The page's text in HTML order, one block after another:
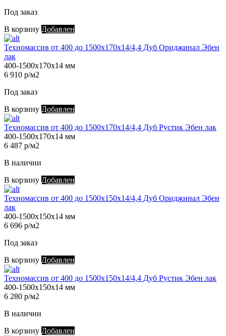
Под заказ
В корзину Добавлен
Техномассив от 400 до 1500х170х14/4,4 Дуб Ориджинал Эбен
лак
400-1500х170х14 мм
6 910 р/м2
Под заказ
В корзину Добавлен
Техномассив от 400 до 1500х170х14/4,4 Дуб Рустик Эбен лак
400-1500х170х14 мм
6 487 р/м2
В наличии
В корзину Добавлен
Техномассив от 400 до 1500х150х14/4,4 Дуб Ориджинал Эбен
лак
400-1500х150х14 мм
6 696 р/м2
Под заказ
В корзину Добавлен
Техномассив от 400 до 1500х150х14/4,4 Дуб Рустик Эбен лак
400-1500х150х14 мм
6 280 р/м2
В наличии
В корзину Добавлен